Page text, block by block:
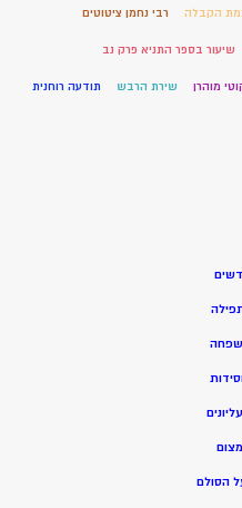
הקבלה רבי נחמן ציטוטים
שיעור בספר התניא פרק נב
מוהרן שירת הרבש תודעה רוחנית
הסולם